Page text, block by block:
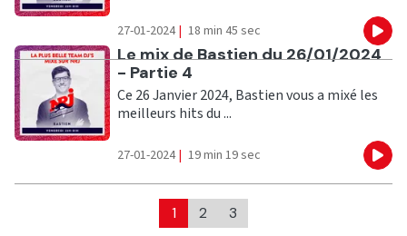
27-01-2024 | 18 min 45 sec
Ecouter
Le mix de Bastien du 26/01/2024
- Partie 4
Ce 26 Janvier 2024, Bastien vous a mixé les
meilleurs hits du ...
27-01-2024 | 19 min 19 sec
1 2 3